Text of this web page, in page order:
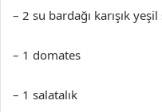
– 2 su bardağı karışık
– 1 domates
– 1 salatalık